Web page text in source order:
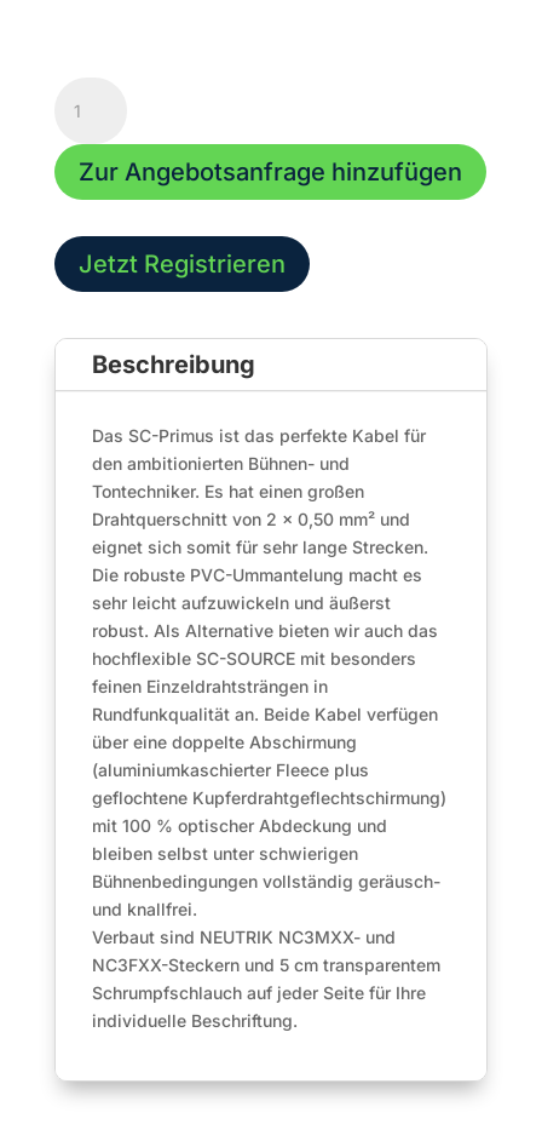
Kabel
3,00m
SW
|
x
mm²
NEUTRIK®
Menge
Zur Angebotsanfrage hinzufügen
Jetzt Registrieren
Beschreibung
Das SC-Primus ist das perfekte Kabel für
den ambitionierten Bühnen- und
Tontechniker. Es hat einen großen
Drahtquerschnitt von 2 x 0,50 mm² und
eignet sich somit für sehr lange Strecken.
Die robuste PVC-Ummantelung macht es
sehr leicht aufzuwickeln und äußerst
robust. Als Alternative bieten wir auch das
hochflexible SC-SOURCE mit besonders
feinen Einzeldrahtsträngen in
Rundfunkqualität an. Beide Kabel verfügen
über eine doppelte Abschirmung
(aluminiumkaschierter Fleece plus
geflochtene Kupferdrahtgeflechtschirmung)
mit 100 % optischer Abdeckung und
bleiben selbst unter schwierigen
Bühnenbedingungen vollständig geräusch-
und knallfrei.
Verbaut sind NEUTRIK NC3MXX- und
NC3FXX-Steckern und 5 cm transparentem
Schrumpfschlauch auf jeder Seite für Ihre
individuelle Beschriftung.